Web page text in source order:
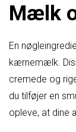
Mælk
En
kærnemælk.
cremede og
du tilføjer en
opleve, at dine